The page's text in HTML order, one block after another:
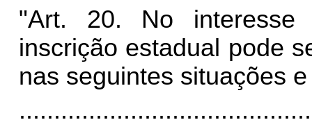
"Art. 20. No interesse
inscrição estadual pode
nas seguintes situações